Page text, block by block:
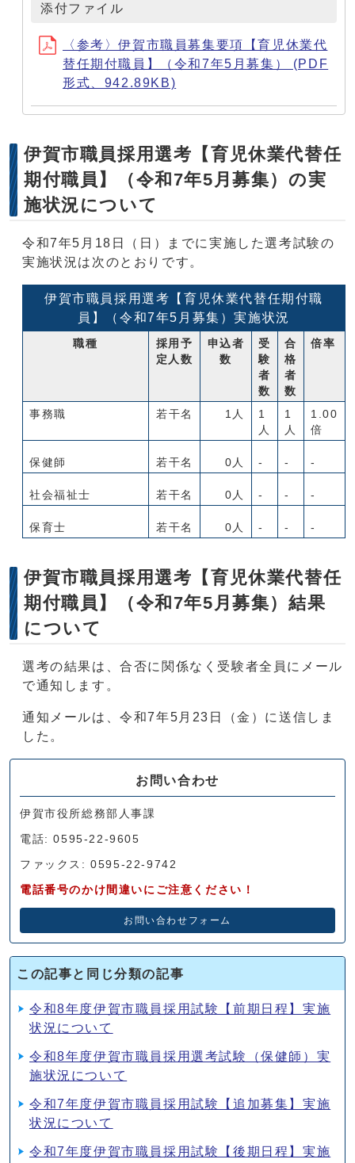
添付ファイル
〈参考〉伊賀市職員募集要項【育児休業代
替任期付職員】（令和7年5月募集） (PDF
形式、942.89KB)
伊賀市職員採用選考【育児休業代替任
期付職員】（令和7年5月募集）の実
施状況について
令和7年5月18日（日）までに実施した選考試験の
実施状況は次のとおりです。
伊賀市職員採用選考【育児休業代替任期付職
員】（令和7年5月募集）実施状況
職種
採用予
定人数
申込者
数
受
験
者
数
合
格
者
数
倍率
事務職 若干名 1人
1
人
1
人
1.00
倍
保健師 若干名 0人 - - -
社会福祉士 若干名 0人 - - -
保育士 若干名 0人 - - -
伊賀市職員採用選考【育児休業代替任
期付職員】（令和7年5月募集）結果
について
選考の結果は、合否に関係なく受験者全員にメール
で通知します。
通知メールは、令和7年5月23日（金）に送信しま
した。
お問い合わせ
伊賀市役所総務部人事課
電話: 0595-22-9605
ファックス: 0595-22-9742
電話番号のかけ間違いにご注意ください！
お問い合わせフォーム
この記事と同じ分類の記事
令和8年度伊賀市職員採用試験【前期日程】実施
状況について
令和8年度伊賀市職員採用選考試験（保健師）実
施状況について
令和7年度伊賀市職員採用試験【追加募集】実施
状況について
令和7年度伊賀市職員採用試験【後期日程】実施